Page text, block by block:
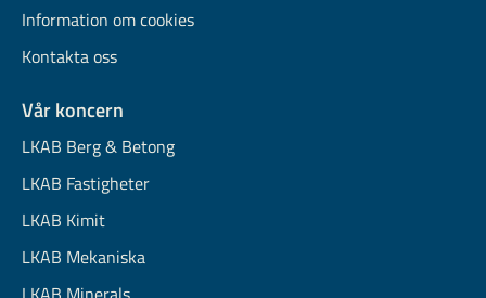
Information om cookies
Kontakta oss
Vår koncern
LKAB Berg & Betong
LKAB Fastigheter
LKAB Kimit
LKAB Mekaniska